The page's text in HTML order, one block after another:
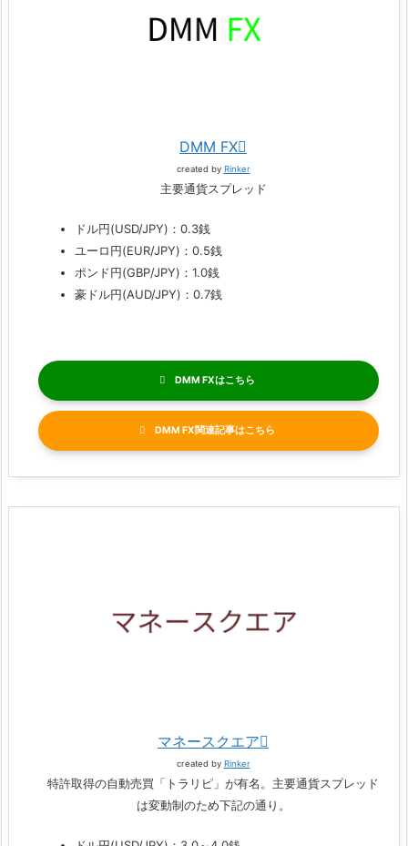
DMM FX
created by Rinker
主要通貨スプレッド
ドル円(USD/JPY)：0.3銭
ユーロ円(EUR/JPY)：0.5銭
ポンド円(GBP/JPY)：1.0銭
豪ドル円(AUD/JPY)：0.7銭
DMM FX
DMM FX関連記事
マネースクエア
created by Rinker
特許取得の自動売買「トラリピ」が有名。主要通貨スプレッド
は変動制のため下記の通り。